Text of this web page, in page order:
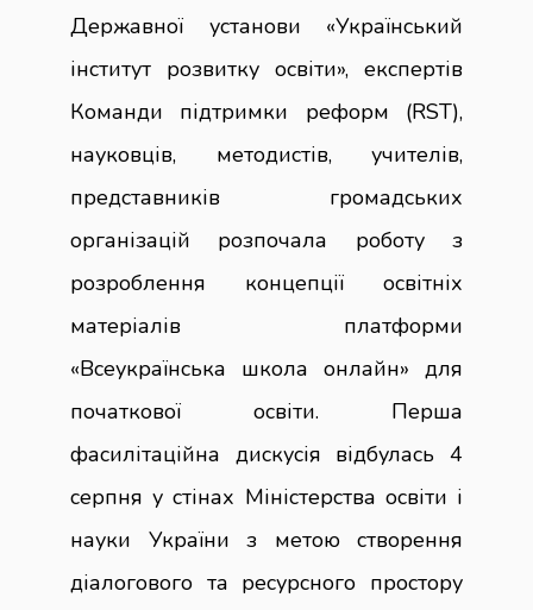
Державної установи «Український
інститут розвитку освіти», експертів
Команди підтримки реформ (RST),
науковців, методистів, учителів,
представників громадських
організацій розпочала роботу з
розроблення концепції освітніх
матеріалів платформи
«Всеукраїнська школа онлайн» для
початкової освіти. Перша
фасилітаційна дискусія відбулась 4
серпня у стінах Міністерства освіти і
науки України з метою створення
діалогового та ресурсного простору